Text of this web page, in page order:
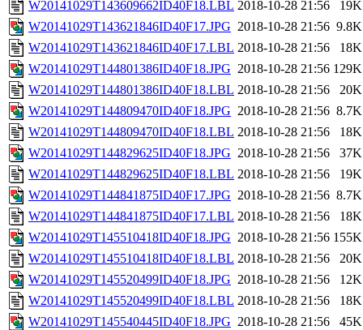
W20141029T143609662ID40F18.LBL 2018-10-28 21:56
19K
W20141029T143621846ID40F17.JPG 2018-10-28 21:56 9.8K
W20141029T143621846ID40F17.LBL 2018-10-28 21:56
18K
W20141029T144801386ID40F18.JPG 2018-10-28 21:56 129K
W20141029T144801386ID40F18.LBL 2018-10-28 21:56
20K
W20141029T144809470ID40F18.JPG 2018-10-28 21:56 8.7K
W20141029T144809470ID40F18.LBL 2018-10-28 21:56
18K
W20141029T144829625ID40F18.JPG 2018-10-28 21:56
37K
W20141029T144829625ID40F18.LBL 2018-10-28 21:56
19K
W20141029T144841875ID40F17.JPG 2018-10-28 21:56 8.7K
W20141029T144841875ID40F17.LBL 2018-10-28 21:56
18K
W20141029T145510418ID40F18.JPG 2018-10-28 21:56 155K
W20141029T145510418ID40F18.LBL 2018-10-28 21:56
20K
W20141029T145520499ID40F18.JPG 2018-10-28 21:56
12K
W20141029T145520499ID40F18.LBL 2018-10-28 21:56
18K
W20141029T145540445ID40F18.JPG 2018-10-28 21:56
45K